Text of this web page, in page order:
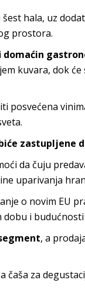
hala, uz
prostora.
domaćin
kuvara, dok
posvećena
zastupljene
da čuju
uparivanja
o novim EU
i
, a
čaša za